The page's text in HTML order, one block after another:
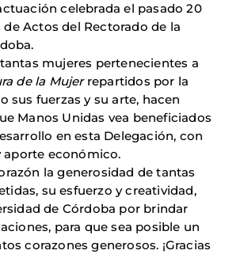
celebrada el pasado 20
de Actos del Rectorado de la
mujeres pertenecientes a
de la Mujerrepartidos por la
sus fuerzas y su arte, hacen
Manos Unidas vea beneficiados
en esta Delegación, con
aporte económico.
la generosidad de tantas
su esfuerzo y creatividad,
de Córdoba por brindar
para que sea posible un
corazones generosos. ¡Gracias